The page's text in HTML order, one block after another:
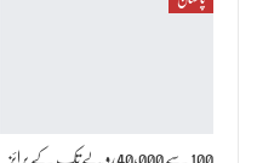
100 سے 40,000 روپے تک کے پرائز